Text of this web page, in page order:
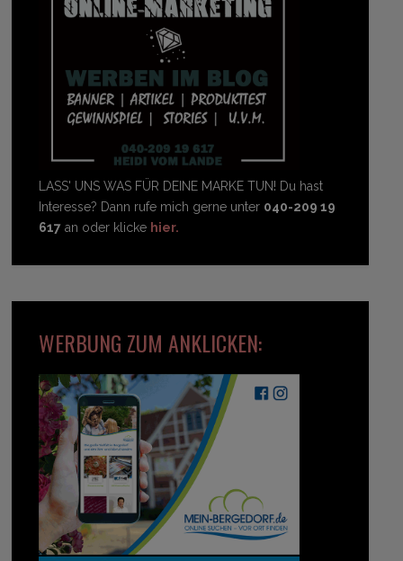
LASS' UNS WAS FÜR DEINE MARKE TUN! Du hast
Interesse? Dann rufe mich gerne unter 040-209 19
617 an oder klicke hier.
WERBUNG ZUM ANKLICKEN: